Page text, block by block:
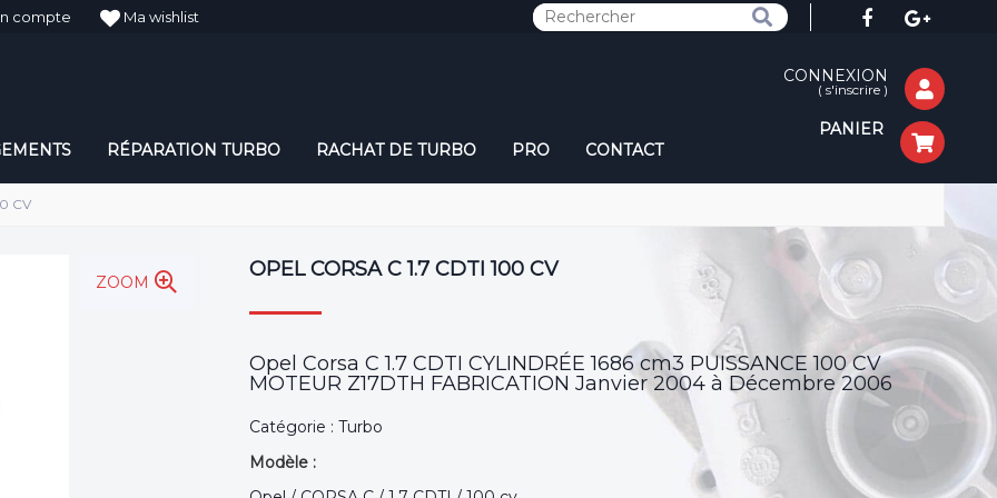
CONNEXION
( s'inscrire )
PANIER
RÉPARATION TURBO RACHAT DE TURBO PRO CONTACT
CV
ZOOM
OPEL CORSA C 1.7 CDTI 100 CV
Opel Corsa C 1.7 CDTI CYLINDRÉE 1686 cm3 PUISSANCE 100 CV
MOTEUR Z17DTH FABRICATION Janvier 2004 à Décembre 2006
Catégorie : Turbo
Modèle :
compte Ma wishlist